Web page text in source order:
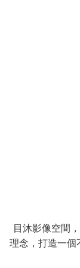
目沐影像空間
理念，打造一個